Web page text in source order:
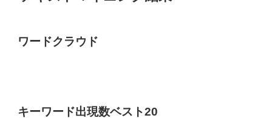
ワードクラウド
キーワード出現数ベスト20